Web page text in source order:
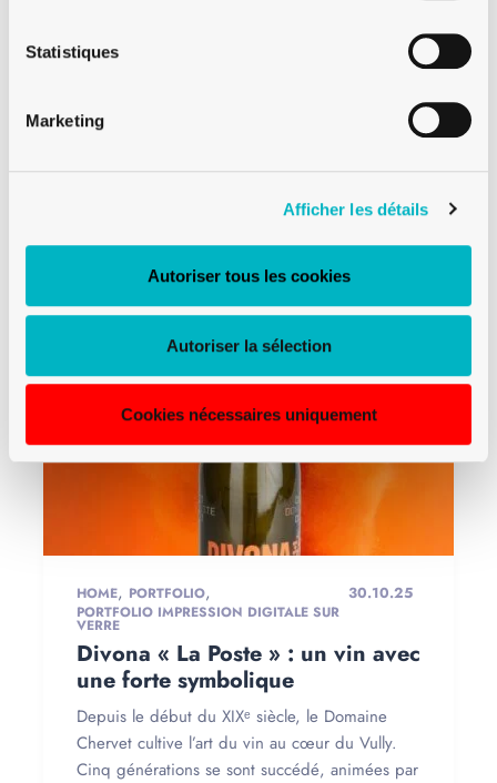
Statistiques
Marketing
Afficher les détails
Autoriser tous les cookies
Autoriser la sélection
Cookies nécessaires uniquement
PORTFOLIO IMPRESSION DIGITALE SUR
VERRE
Lire plus
HOME, PORTFOLIO,
PORTFOLIO IMPRESSION DIGITALE SUR
VERRE
30.10.25
Divona « La Poste » : un vin avec
une forte symbolique
Depuis le début du XIXᵉ siècle, le Domaine
Chervet cultive l’art du vin au cœur du Vully.
Cinq générations se sont succédé, animées par